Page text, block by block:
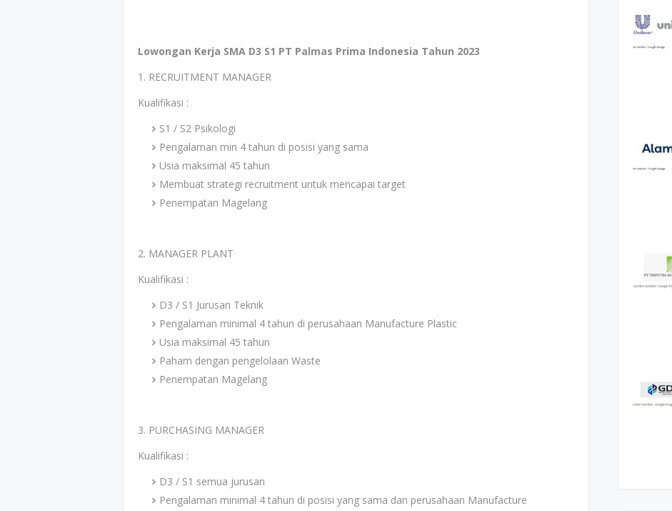
Lowongan Kerja SMA D3 S1 PT Palmas Prima Indonesia Tahun 2023
1. RECRUITMENT MANAGER
Kualifikasi :
S1 / S2 Psikologi
Pengalaman min 4 tahun di posisi yang sama
Usia maksimal 45 tahun
Membuat strategi recruitment untuk mencapai target
Penempatan Magelang
2. MANAGER PLANT
Kualifikasi :
D3 / S1 Jurusan Teknik
Pengalaman minimal 4 tahun di perusahaan Manufacture Plastic
Usia maksimal 45 tahun
Paham dengan pengelolaan Waste
Penempatan Magelang
3. PURCHASING MANAGER
Kualifikasi :
D3 / S1 semua jurusan
Pengalaman minimal 4 tahun di posisi yang sama dan perusahaan Manufacture